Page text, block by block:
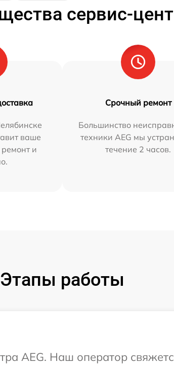
сервис-
ваше
ремонт и
Срочный ремонт
Большинство
техники AEG мы
течение 2 часов.
Этапы работы
AEG. Наш оператор